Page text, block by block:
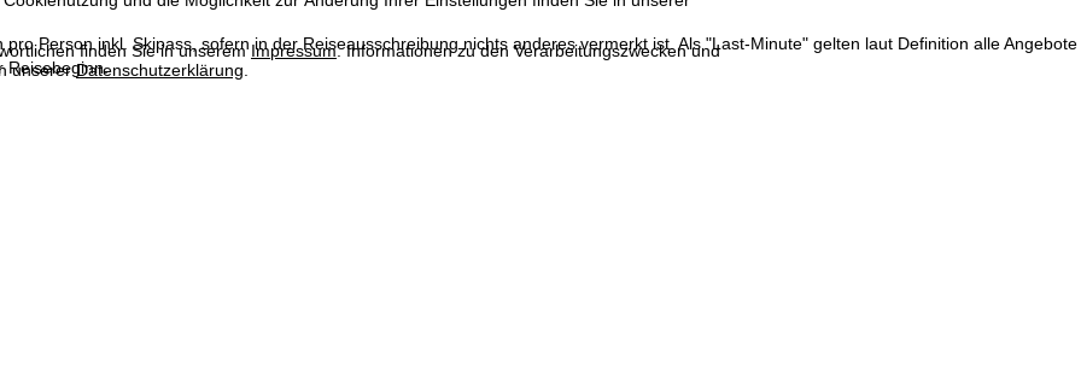
finden Sie in unseremImpressum. Informationen zu den Verarbeitungszwecken und
unsererDatenschutzerklärung
pro Person inkl. Skipass, sofern in der Reiseausschreibung nichts anderes vermerkt ist. Als "Last-Minute" gelten laut Definition alle Angebote
Reisebeginn.